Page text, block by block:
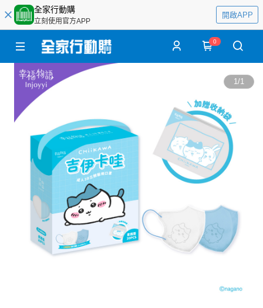
全家行動購
立刻使用官方APP
開啟APP
0
1/1